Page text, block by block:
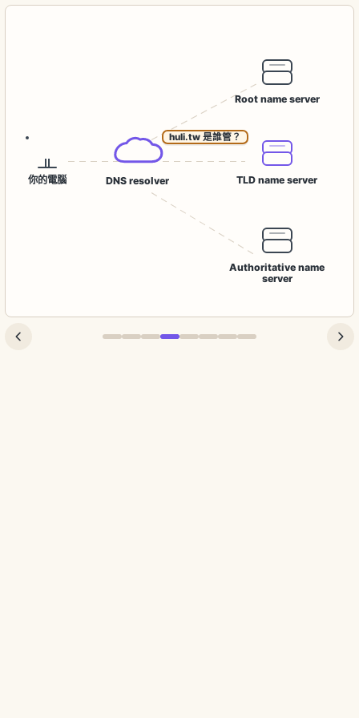
你的電腦 DNS resolver
Root name server
TLD name server
Authoritative name
server
上一步 下